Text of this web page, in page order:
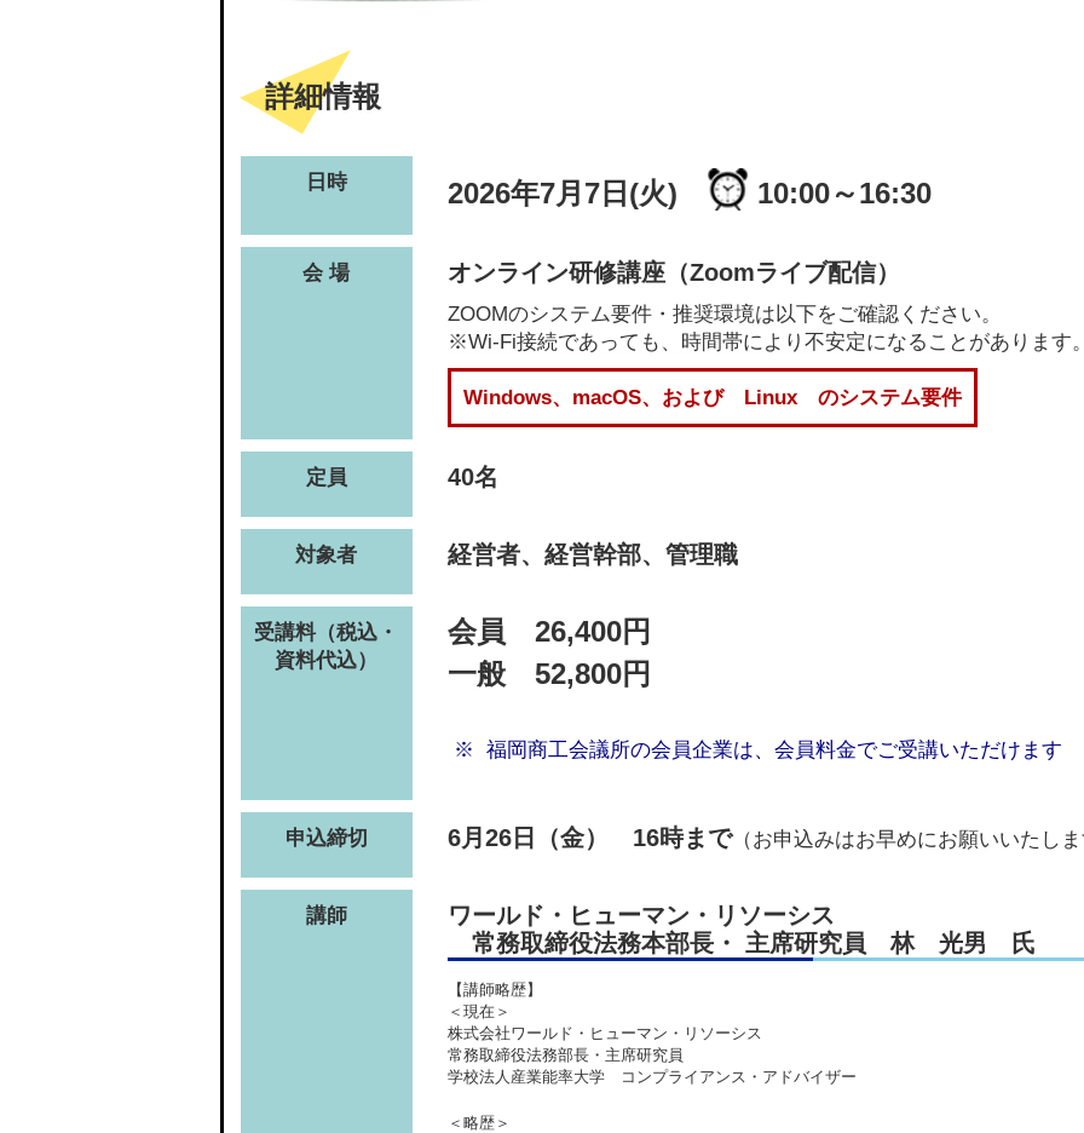
詳細情報
日時 2026年7月7日(火) 10:00～16:30
会 場 オンライン研修講座（Zoomライブ配信）
ZOOMのシステム要件・推奨環境は以下をご確認ください。
※Wi-Fi接続であっても、時間帯により不安定になることがあります
Windows、macOS、および Linux のシステム要件
定員 40名
対象者 経営者、経営幹部、管理職
受講料（税込・
資料代込）
会員 26,400円
一般 52,800円
福岡商工会議所の会員企業は、会員料金でご受講いただけます
申込締切 6月26日（金） 16時まで（お申込みはお早めにお願いいたし
講師
ワールド・ヒューマン・リソーシス
常務取締役法務本部長・ 主席研究員 林 光男 氏
【講師略歴】
＜現在＞
株式会社ワールド・ヒューマン・リソーシス
常務取締役法務部長・主席研究員
学校法人産業能率大学 コンプライアンス・アドバイザー
＜略歴＞